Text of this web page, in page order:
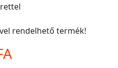
rendelhető termék!